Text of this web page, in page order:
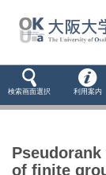
検索画面選択 利用案内
of finite